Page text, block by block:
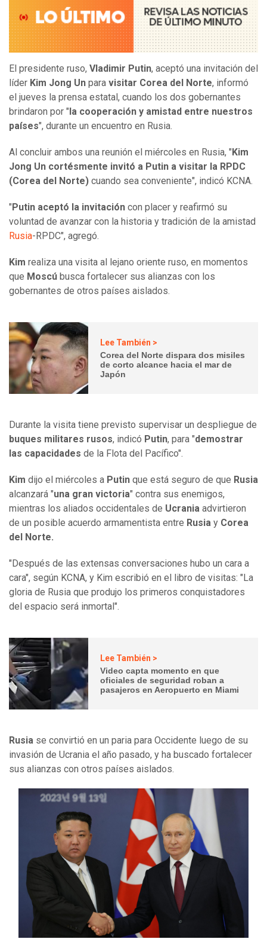
El presidente ruso, Vladimir Putin, aceptó una invitación del
líder Kim Jong Un para visitar Corea del Norte, informó
el jueves la prensa estatal, cuando los dos gobernantes
brindaron por " la cooperación y amistad entre nuestros
países", durante un encuentro en Rusia.
Al concluir ambos una reunión el miércoles en Rusia, " Kim
Jong Un cortésmente invitó a Putin a visitar la RPDC
(Corea del Norte) cuando sea conveniente", indicó KCNA.
" Putin aceptó la invitación con placer y reafirmó su
voluntad de avanzar con la historia y tradición de la amistad
Rusia-RPDC", agregó.
Kim realiza una visita al lejano oriente ruso, en momentos
que Moscú busca fortalecer sus alianzas con los
gobernantes de otros países aislados.
Lee También >
Corea del Norte dispara dos misiles
de corto alcance hacia el mar de
Japón
Durante la visita tiene previsto supervisar un despliegue de
buques militares rusos, indicó Putin, para "demostrar
las capacidades de la Flota del Pacífico".
Kim dijo el miércoles a Putin que está seguro de que Rusia
alcanzará "una gran victoria" contra sus enemigos,
mientras los aliados occidentales de Ucrania advirtieron
de un posible acuerdo armamentista entre Rusia y Corea
del Norte.
"Después de las extensas conversaciones hubo un cara a
cara", según KCNA, y Kim escribió en el libro de visitas: "La
gloria de Rusia que produjo los primeros conquistadores
del espacio será inmortal".
Lee También >
Video capta momento en que
oficiales de seguridad roban a
pasajeros en Aeropuerto en Miami
Rusia se convirtió en un paria para Occidente luego de su
invasión de Ucrania el año pasado, y ha buscado fortalecer
sus alianzas con otros países aislados.